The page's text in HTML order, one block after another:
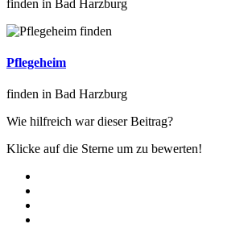
finden in Bad Harzburg
Pflegeheim
finden in Bad Harzburg
Wie hilfreich war dieser Beitrag?
Klicke auf die Sterne um zu bewerten!